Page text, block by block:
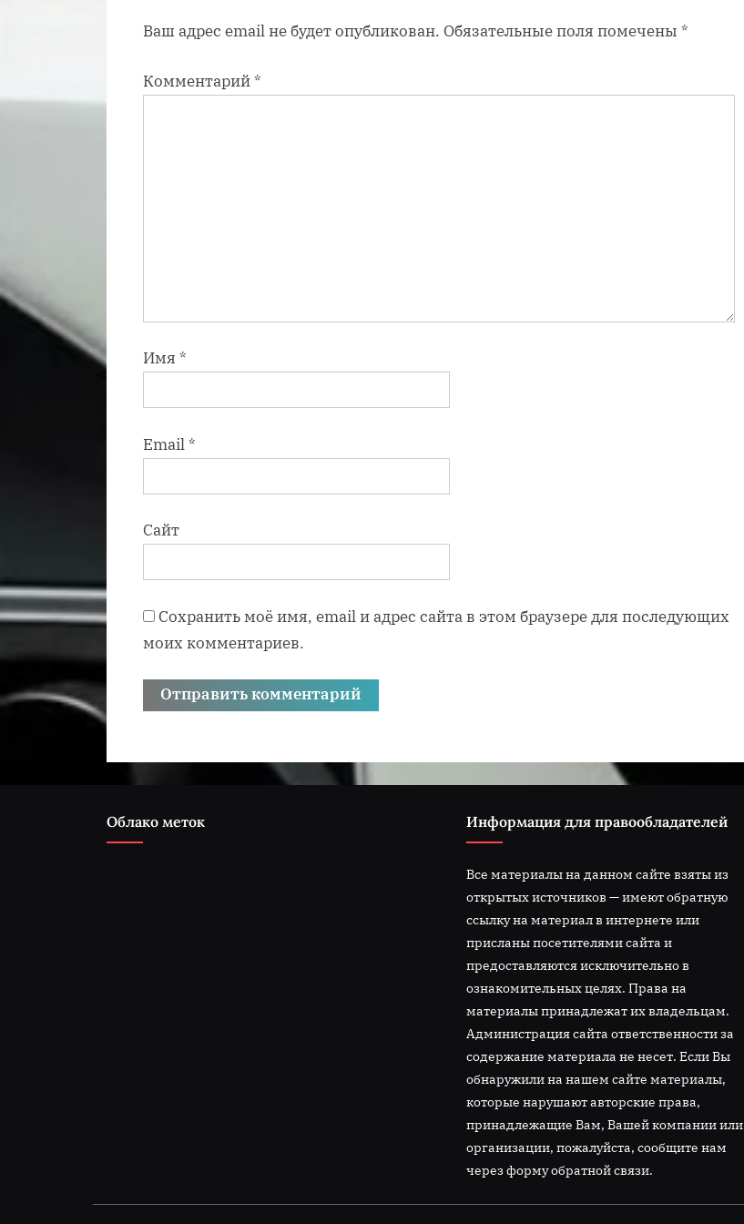
п
с
и
Ваш адрес email не будет опубликован. Обязательные поля помечены *
Комментарий*
Имя *
Email*
Сайт
Сохранить моё имя, email и адрес сайта в этом браузере для последующих
моих комментариев.
Облако меток Информация для правообладателей
Все материалы на данном сайте взяты из
открытых источников — имеют обратную
ссылку на материал в интернете или
присланы посетителями сайта и
предоставляются исключительно в
ознакомительных целях. Права на
материалы принадлежат их владельцам.
Администрация сайта ответственности за
содержание материала не несет. Если Вы
обнаружили на нашем сайте материалы,
которые нарушают авторские права,
принадлежащие Вам, Вашей компании или
организации, пожалуйста, сообщите нам
через форму обратной связи.